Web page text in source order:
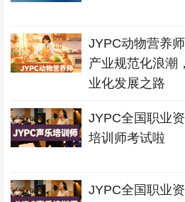
JYPC动物营养
产业规范化浪潮
业化发展之路
JYPC全国职业
培训师考试啦
JYPC全国职业